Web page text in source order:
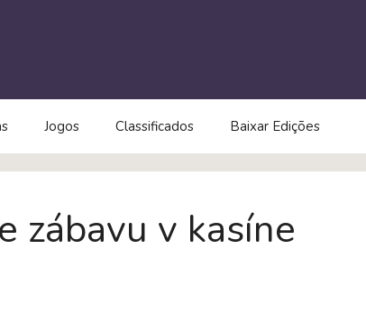
Jogos Classificados Baixar Edições
zábavu v kasíne